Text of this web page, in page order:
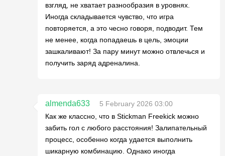
взгляд, не хватает разнообразия в уровнях.
Иногда складывается чувство, что игра
повторяется, а это чесно говоря, подводит. Тем
не менее, когда попадаешь в цель, эмоции
зашкаливают! За пару минут можно отвлечься и
получить заряд адреналина.
almenda633
5 February 2026 03:00
Как же классно, что в Stickman Freekick можно
забить гол с любого расстояния! Залипательный
процесс, особенно когда удается выполнить
шикарную комбинацию. Однако иногда